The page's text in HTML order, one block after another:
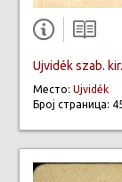
Ujvidék szab.
Место: Ujvidék
Број страница: